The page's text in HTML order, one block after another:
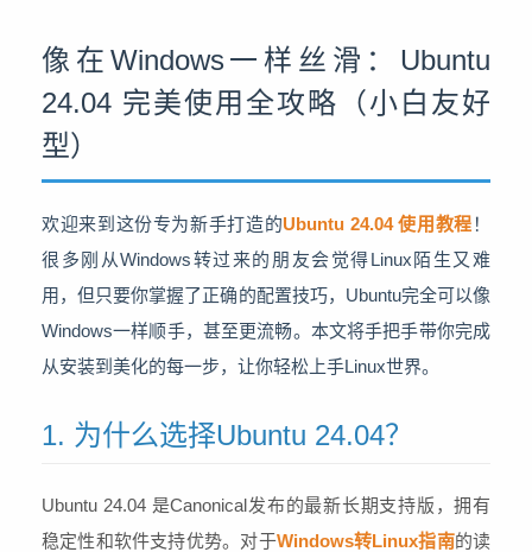
像在Windows一样丝滑：Ubuntu
24.04 完美使用全攻略（小白友好
型）
欢迎来到这份专为新手打造的Ubuntu 24.04 使用教程 ！
很多刚从Windows转过来的朋友会觉得Linux陌生又难
用，但只要你掌握了正确的配置技巧，Ubuntu完全可以像
Windows一样顺手，甚至更流畅。本文将手把手带你完成
从安装到美化的每一步，让你轻松上手Linux世界。
1. 为什么选择Ubuntu 24.04？
Ubuntu 24.04 是Canonical发布的最新长期支持版，拥有
稳定性和软件支持优势。对于Windows转Linux指南的读